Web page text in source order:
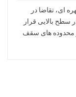
ای، تقاضا در
سطح بالایی قرار
محدوده های سقف